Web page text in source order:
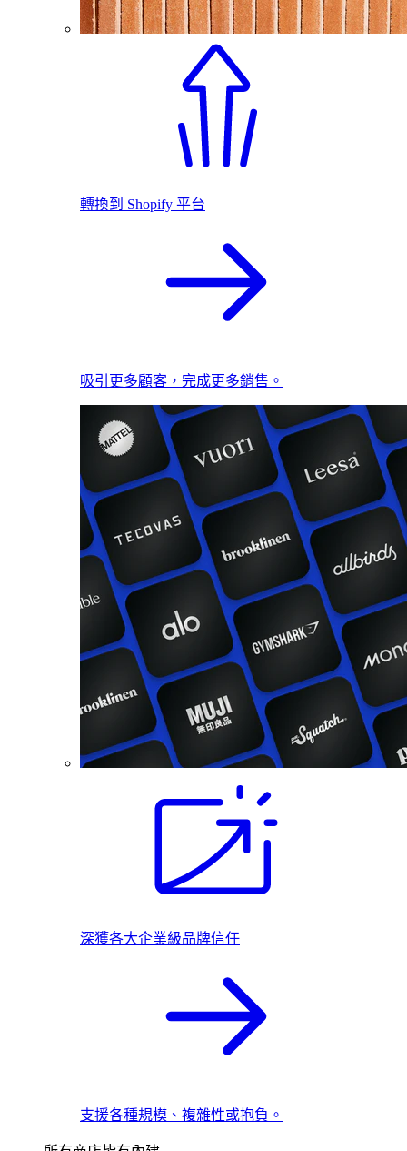
轉換到 Shopify 平台
吸引更多顧客，完成更多銷售。
深獲各大企業級品牌信任
支援各種規模、複雜性或抱負。